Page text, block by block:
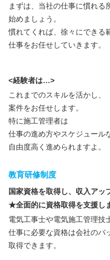
まずは、当社の仕事に慣れる
始めましょう。
慣れてくれば、徐々にできる
仕事をお任せしていきます。
<経験者は…>
これまでのスキルを活かし、
案件をお任せします。
特に施工管理者は
仕事の進め方やスケジュール
自由度高く進められますよ。
教育研修制度
国家資格を取得し、収入アッ
★全面的に資格取得を支援し
電気工事士や電気施工管理技
仕事に必要な資格は会社のバ
取得できます。